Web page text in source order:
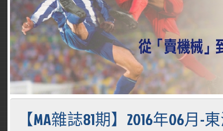
【MA雜誌81期】2016年06月-